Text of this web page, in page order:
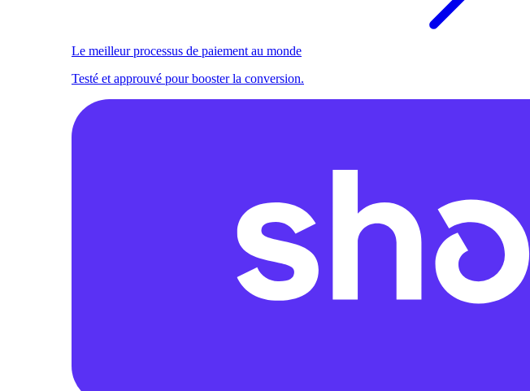
Le meilleur processus de paiement au monde
Testé et approuvé pour booster la conversion.